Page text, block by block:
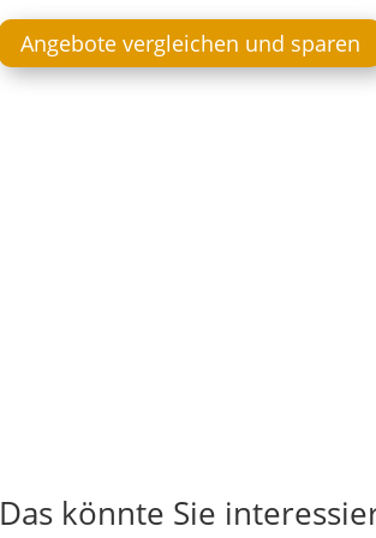
Angebote vergleichen und sparen
Das könnte Sie